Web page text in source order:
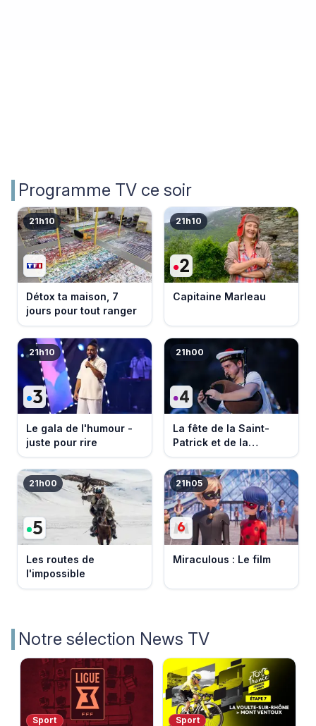
Programme TV ce soir
21h10
Détox ta maison, 7
jours pour tout ranger
21h10
Capitaine Marleau
21h10
Le gala de l'humour -
juste pour rire
21h00
La fête de la Saint-
Patrick et de la
Bretagne
21h00
Les routes de
l'impossible
21h05
Miraculous : Le film
Notre sélection News TV
Sport Sport